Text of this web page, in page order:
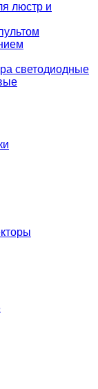
люстр и
светодиодные